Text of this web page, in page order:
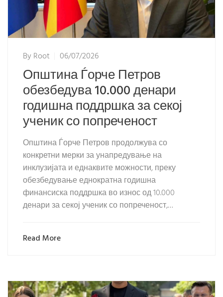
ByRoot 06/07/2026
Општина Ѓорче Петров
обезбедува 10.000 денари
годишна поддршка за секој
ученик со попреченост
Општина Ѓорче Петров продолжува со
конкретни мерки за унапредување на
инклузијата и еднаквите можности, преку
обезбедување еднократна годишна
финансиска поддршка во износ од 10.000
денари за секој ученик со попреченост,…
Read More